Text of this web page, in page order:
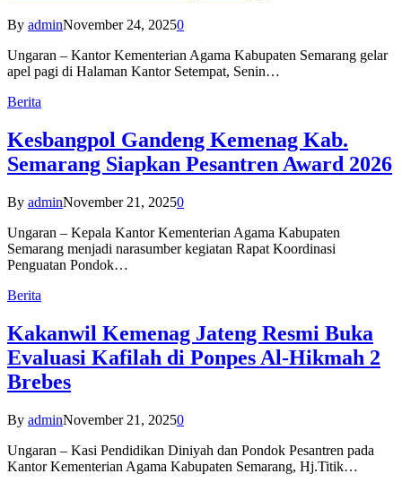
By adminNovember 24, 20250
Ungaran – Kantor Kementerian Agama Kabupaten Semarang gelar
apel pagi di Halaman Kantor Setempat, Senin…
Berita
Kesbangpol Gandeng Kemenag Kab.
Semarang Siapkan Pesantren Award 2026
By adminNovember 21, 20250
Ungaran – Kepala Kantor Kementerian Agama Kabupaten
Semarang menjadi narasumber kegiatan Rapat Koordinasi
Penguatan Pondok…
Berita
Kakanwil Kemenag Jateng Resmi Buka
Evaluasi Kafilah di Ponpes Al-Hikmah 2
Brebes
By adminNovember 21, 20250
Ungaran – Kasi Pendidikan Diniyah dan Pondok Pesantren pada
Kantor Kementerian Agama Kabupaten Semarang, Hj.Titik…